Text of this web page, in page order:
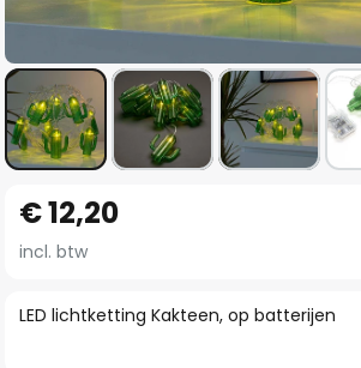
naar
het
van
LED lichtketting Kakteen, op batterijen
€ 12,20
incl. btw